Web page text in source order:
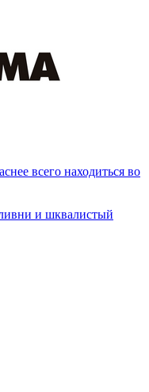
всего находиться во
и шквалистый